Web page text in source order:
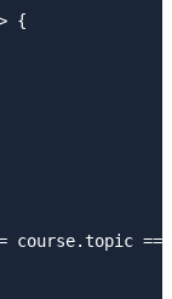
{
course.topic